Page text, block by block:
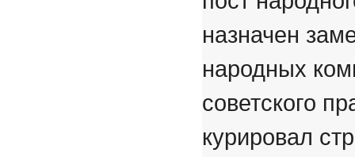
назначен
народных
советского
курировал